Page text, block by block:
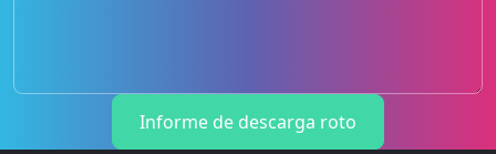
Informe de descarga roto